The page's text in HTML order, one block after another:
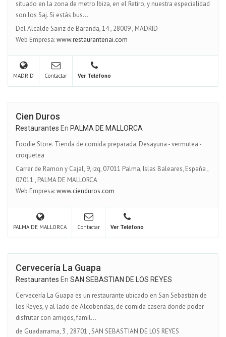
situado en la zona de metro Ibiza, en el Retiro, y nuestra especialidad
son los Saj. Si estás bus...
Del Alcalde Sainz de Baranda, 14, 28009, MADRID
Web Empresa:www.restaurantenai.com
MADRID Contactar Ver Teléfono
Cien Duros
Restaurantes En PALMA DE MALLORCA
Foodie Store. Tienda de comida preparada. Desayuna - vermutea -
croquetea
Carrer de Ramon y Cajal, 9, izq, 07011 Palma, Islas Baleares, España ,
07011 , PALMA DE MALLORCA
Web Empresa:www.cienduros.com
PALMA DE MALLORCA Contactar Ver Teléfono
Cervecería La Guapa
Restaurantes En SAN SEBASTIAN DE LOS REYES
Cervecería La Guapa es un restaurante ubicado en San Sebastián de
los Reyes, y al lado de Alcobendas, de comida casera donde poder
disfrutar con amigos, famil...
de Guadarrama, 3 , 28701 ,SAN SEBASTIAN DE LOS REYES